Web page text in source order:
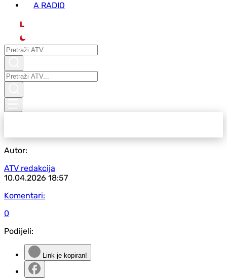
A RADIO
L
Autor:
ATV redakcija
10.04.2026 18:57
Komentari:
0
Podijeli:
Link je kopiran!